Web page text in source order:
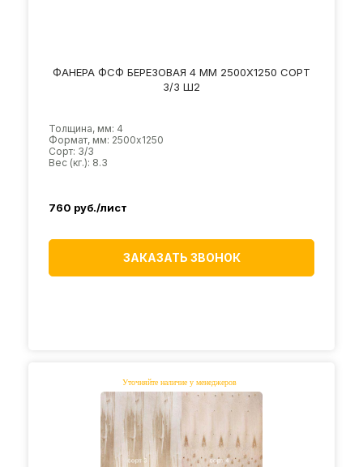
ФАНЕРА ФСФ БЕРЕЗОВАЯ 4 ММ 2500Х1250 СОРТ
3/3 Ш2
Толщина, мм: 4
Формат, мм: 2500х1250
Сорт: 3/3
Вес (кг.): 8.3
760 руб./лист
ЗАКАЗАТЬ ЗВОНОК